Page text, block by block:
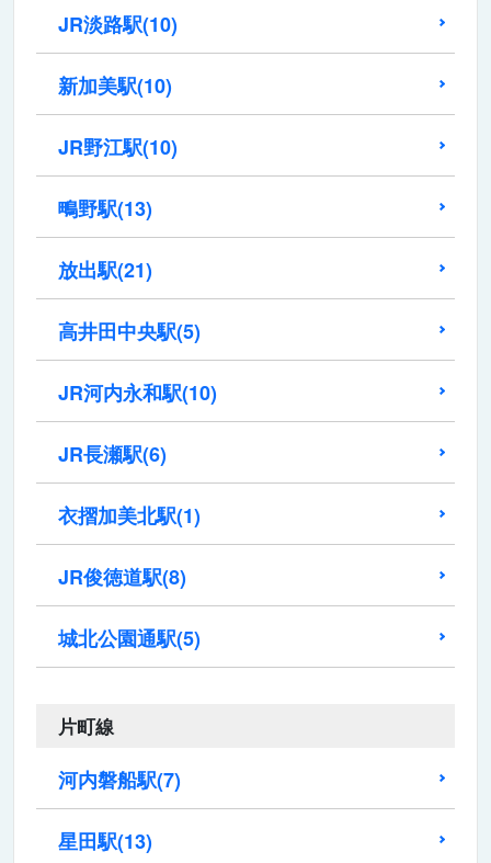
JR淡路駅(10)
新加美駅(10)
JR野江駅(10)
鴫野駅(13)
放出駅(21)
高井田中央駅(5)
JR河内永和駅(10)
JR長瀬駅(6)
衣摺加美北駅(1)
JR俊徳道駅(8)
城北公園通駅(5)
片町線
河内磐船駅(7)
星田駅(13)